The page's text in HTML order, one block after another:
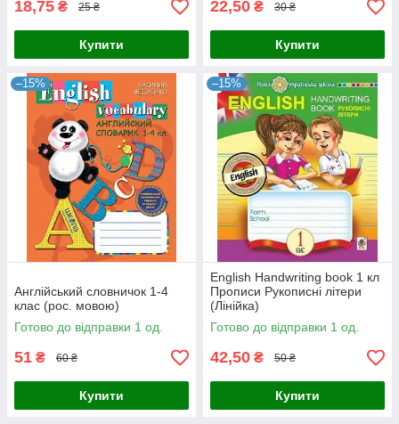
18,75 ₴ 25 ₴
Купити
22,50 ₴ 30 ₴
Купити
–15%
Англійський словничок 1-4
клас (рос. мовою)
Готово до відправки 1 од.
51 ₴ 60 ₴
Купити
–15%
English Handwriting book 1 кл
Прописи Рукописні літери
(Лінійка)
Готово до відправки 1 од.
42,50 ₴ 50 ₴
Купити